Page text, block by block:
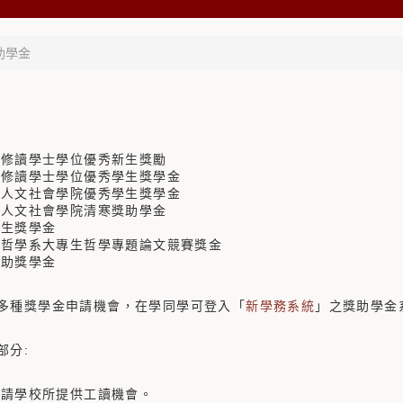
學金
讀學士學位優秀新生獎勵
讀學士學位優秀學生獎學金
文社會學院優秀學生獎學金
文社會學院清寒獎助學金
獎學金
學系大專生哲學專題論文競賽獎金
獎學金
種獎學金申請機會，在學同學可登入「新學務系統 」之獎助學金
分:
學校所提供工讀機會。